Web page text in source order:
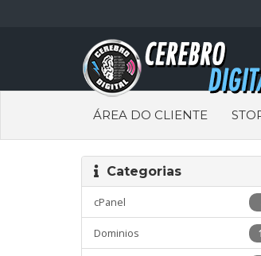
ÁREA DO CLIENTE
Categorias
cPanel
Dominios